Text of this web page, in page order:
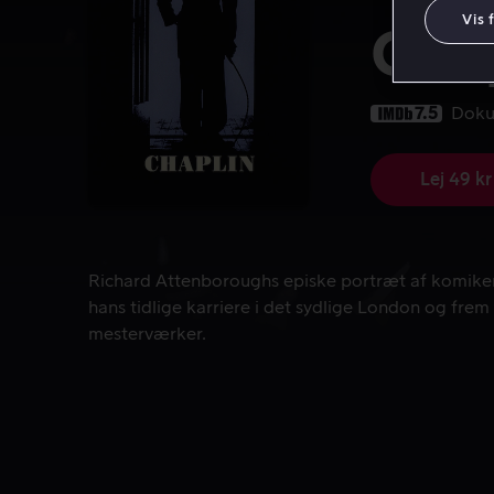
7.5
Lej 49 kr
Richard Attenboroughs episke portræt af
Richard Attenboroughs episke portræt af
hans tidlige karriere i det sydlige London og frem
mesterværker.
Vis